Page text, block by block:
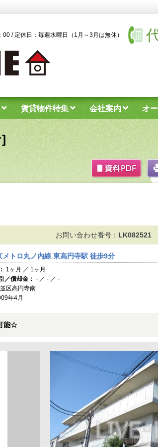
/ 定休日：毎週水曜日（1月～3月は無休）
賃貸物件特集 会社案内 オ
]
お問い合わせ番号： LK082521
メトロ丸ノ内線 東高円寺駅 徒歩9分
1ヶ月 ／ 1ヶ月
／償却金： - ／ - ／ -
区高円寺南
年4月
能☆